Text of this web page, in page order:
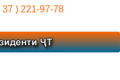
37 ) 221-97-78